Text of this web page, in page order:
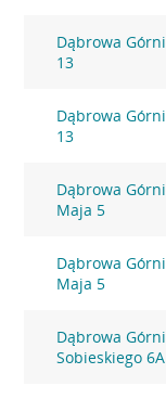
Dąbrowa
13
Dąbrowa
13
Dąbrowa
Maja 5
Dąbrowa
Maja 5
Dąbrowa
Sobieskiego 6A